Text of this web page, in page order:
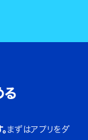
る
まずはアプリをダ